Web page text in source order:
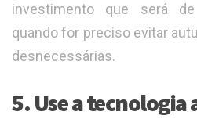
investimento que será
quando for preciso evitar
desnecessárias.
5. Use a tecnologia